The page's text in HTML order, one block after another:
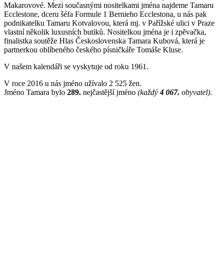
Makarovové. Mezi současnými nositelkami jména najdeme Tamaru
Ecclestone, dceru šéfa Formule 1 Bernieho Ecclestona, u nás pak
podnikatelku Tamaru Kotvalovou, která mj. v Pařížské ulici v Praze
vlastní několik luxusních butiků. Nositelkou jména je i zpěvačka,
finalistka soutěže Hlas Československa Tamara Kubová, která je
partnerkou oblíbeného českého písničkáře Tomáše Kluse.
V našem kalendáři se vyskytuje od roku 1961.
V roce 2016 u nás jméno užívalo 2 525 žen.
Jméno Tamara bylo 289. nejčastější jméno (každý4 067. obyvatel).